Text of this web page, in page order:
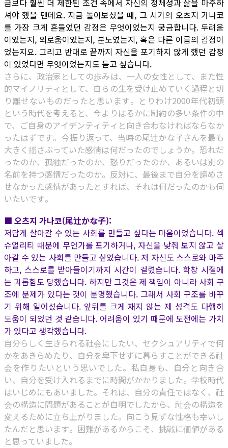
금보다 훨씬 더 제한된 조건 속에서 자신의 정체성과 삶을 마주하
셔야 했을 텐데요. 지금 돌아보셨을 때, 그 시기의 오츠지 가나코
를 가장 크게 흔들었던 감정은 무엇이었는지 궁금합니다. 두려움
이었는지, 외로움이었는지, 분노였는지, 혹은 다른 이름의 감정이
었는지요. 그리고 반대로 끝까지 자신을 포기하지 않게 했던 감정
이 있었다면 무엇이었는지도 듣고 싶습니다.
さらに、政治家としての歩みは、一人の女性として、また性
的マイノリティとして、自らの生を受け止めていく過程と切
り離せないものだったと思います。とりわけ2000年代初頭
という時代を考えると、今よりはるかに制約の多い条件の中
で、ご自身のアイデンティティと向き合わなければならなか
ったはずです。今振り返って、当時の尾辻かな子さんを最も
大きく揺さぶっていた感情は何だったのでしょうか。恐れだ
ったのか、孤独だったのか、怒りだったのか、あるいは別の
名前を持つ感情だったのか。反対に、最後まで自分を諦めさ
せなかった感情があったとすれば、それは何だったのかも伺
いたいです。
■ 오츠지 가나코(尾辻かな子):
저답게 살아갈 수 있는 사회를 만들고 싶다는 마음이었습니다. 섹
슈얼리티 때문에 무언가를 포기하거나, 자신을 낮춰 보지 않고 살
아갈 수 있는 사회를 만들고 싶었습니다. 저 자신도 스스로와 마주
하고, 스스로를 받아들이기까지 시간이 걸렸습니다. 학창 시절에
는 괴롭힘도 당했습니다. 하지만 그것은 제 책임이 아니라 사회 구
조에 문제가 있다는 것이 분명했습니다. 그래서 사회 구조를 바꾸
기 위해 일어섰습니다. 앞뒤를 크게 재지 않는 제 성격도 다행히
도움이 되었던 것 같습니다. 어려움이 있기 때문에 도전에는 가치
가 있다고 생각했습니다.
自分らしく生きられる社会にしたい、セクシュアリティで何
かをあきらめたり、自分を卑下せずに暮らすことができる社
会を作りたいという思いでした。私自身も、自分と向き合
い、自分を受け入れるまでに時間がかかりました。学校時代
はいじめにもあいました。それは、自分の責任ではなく、社
会の構造に問題があることが自明でしたから、社会の構造を
変えるために立ち上がりました。向こう見ずな性格も幸いし
たんだと思います。困難があるからこそ、挑戦に価値がある
と思っていました。